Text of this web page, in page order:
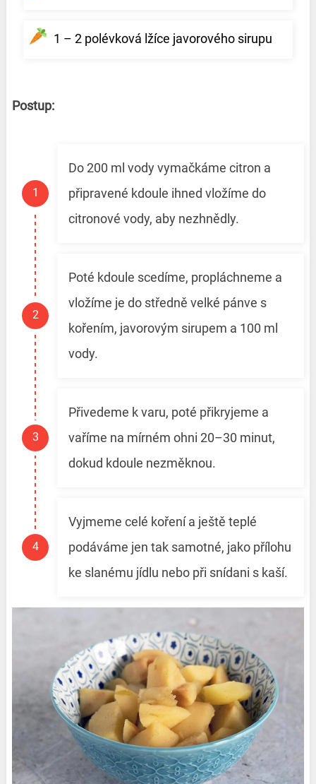
1 – 2 polévková lžíce javorového sirupu
Postup:
Do 200 ml vody vymačkáme citron a
připravené kdoule ihned vložíme do
citronové vody, aby nezhnědly.
Poté kdoule scedíme, propláchneme a
vložíme je do středně velké pánve s
kořením, javorovým sirupem a 100 ml
vody.
Přivedeme k varu, poté přikryjeme a
vaříme na mírném ohni 20–30 minut,
dokud kdoule nezměknou.
Vyjmeme celé koření a ještě teplé
podáváme jen tak samotné, jako přílohu
ke slanému jídlu nebo při snídani s kaší.